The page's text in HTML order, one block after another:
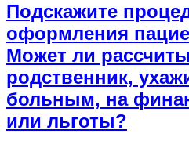
Подскажите
оформления
Может ли
родственник,
больным, на
или льготы?